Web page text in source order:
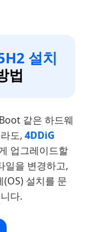
설치
법
같은 하드웨
도, 4DDiG
업그레이드할
일을 변경하고,
설치를 문
다.